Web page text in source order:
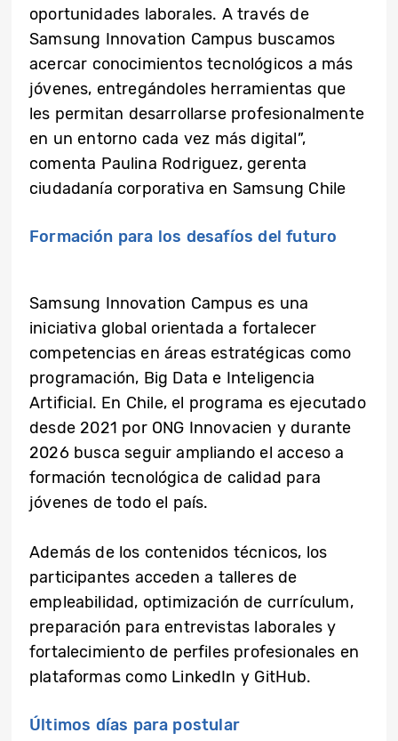
oportunidades laborales. A través de
Samsung Innovation Campus buscamos
acercar conocimientos tecnológicos a más
jóvenes, entregándoles herramientas que
les permitan desarrollarse profesionalmente
en un entorno cada vez más digital”,
comenta Paulina Rodriguez, gerenta
ciudadanía corporativa en Samsung Chile
Formación para los desafíos del futuro
Samsung Innovation Campus es una
iniciativa global orientada a fortalecer
competencias en áreas estratégicas como
programación, Big Data e Inteligencia
Artificial. En Chile, el programa es ejecutado
desde 2021 por ONG Innovacien y durante
2026 busca seguir ampliando el acceso a
formación tecnológica de calidad para
jóvenes de todo el país.
Además de los contenidos técnicos, los
participantes acceden a talleres de
empleabilidad, optimización de currículum,
preparación para entrevistas laborales y
fortalecimiento de perfiles profesionales en
plataformas como LinkedIn y GitHub.
Últimos días para postular